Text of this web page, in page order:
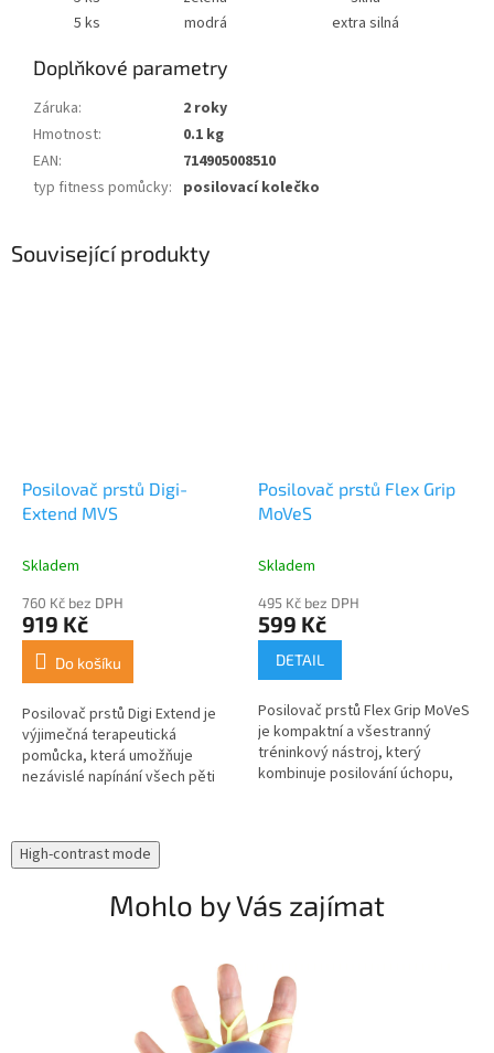
5 ks
modrá extra silná
Doplňkové parametry
Záruka:
2 roky
Hmotnost:
0.1 kg
EAN:
714905008510
typ fitness pomůcky: posilovací kolečko
Související produkty
Posilovač prstů Digi-
Extend MVS
Skladem
760 Kč bez DPH
919 Kč
Do košíku
Posilovač prstů Digi Extend je
výjimečná terapeutická
pomůcka, která umožňuje
nezávislé napínání všech pěti
a vnější...
Posilovač prstů Flex Grip
MoVeS
Skladem
495 Kč bez DPH
599 Kč
DETAIL
Posilovač prstů Flex Grip MoVeS
je kompaktní a všestranný
tréninkový nástroj, který
kombinuje posilování úchopu,
High-contrast mode
Mohlo by Vás zajímat